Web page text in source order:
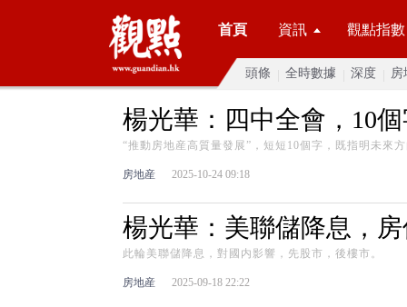
首頁 資訊 觀點指數
頭條 全時數據 深度 房
楊光華：四中全會，10
“推動房地産高質量發展”，短短10個字，既指明未來
房地産 2025-10-24 09:18
楊光華：美聯儲降息，
此輪美聯儲降息，對國内影響，先股市，後樓市。
房地産 2025-09-18 22:22